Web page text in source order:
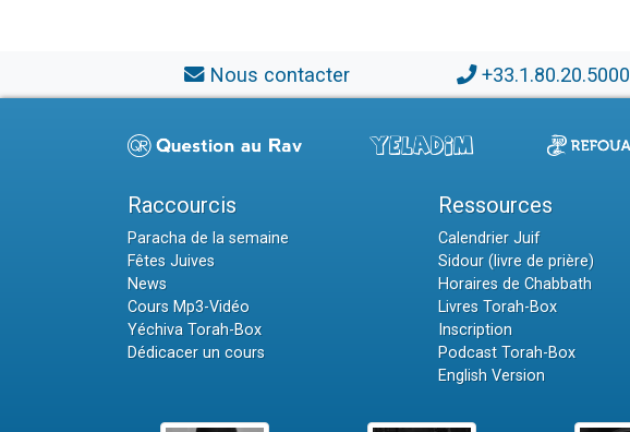
Nous contacter +33.1.80.20.5000
Raccourcis
Paracha de la semaine
Fêtes Juives
News
Cours Mp3-Vidéo
Yéchiva Torah-Box
Dédicacer un cours
Ressources
Calendrier Juif
Sidour (livre de prière)
Horaires de Chabbath
Livres Torah-Box
Inscription
Podcast Torah-Box
English Version